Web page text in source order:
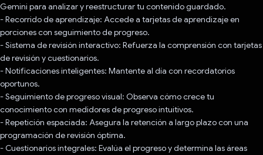
Gemini para analizar y reestructurar tu contenido guardado.
- Recorrido de aprendizaje: Accede a tarjetas de aprendizaje en
porciones con seguimiento de progreso.
- Sistema de revisión interactivo: Refuerza la comprensión con tarjetas
de revisión y cuestionarios.
- Notificaciones inteligentes: Mantente al día con recordatorios
oportunos.
- Seguimiento de progreso visual: Observa cómo crece tu
conocimiento con medidores de progreso intuitivos.
- Repetición espaciada: Asegura la retención a largo plazo con una
programación de revisión óptima.
- Cuestionarios integrales: Evalúa el progreso y determina las áreas